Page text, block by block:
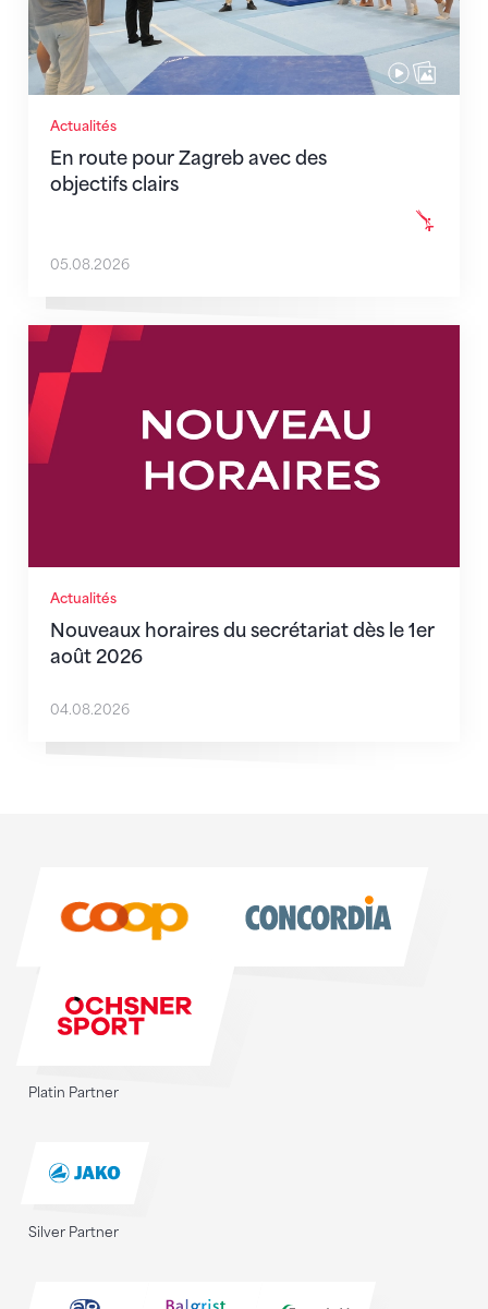
Actualités
En route pour Zagreb avec des
objectifs clairs
05.08.2026
Actualités
Nouveaux horaires du secrétariat dès le 1er
août 2026
Nouveaux horaires du secrétariat dès le 1er août
04.08.2026
Platin Partner
Silver Partner